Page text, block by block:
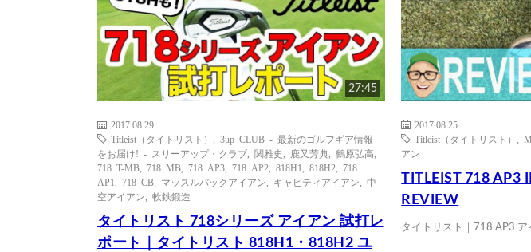
27:45
2017.08.29
Titleist（タイトリスト）
3up CLUB - 最新のゴルフギア情報
をお届け! - スリーアップ・クラブ
関雅史 鹿又芳典 鶴原弘高
718 T-MB
718 MB 718 AP3 718 AP2 818H1 818H2
718
AP1
718 CB マッスルバックアイアン キャビティアイアン
中
空アイアン
軟鉄鍛造
タイトリスト 718シリーズ アイアン 試打レ
ポート｜タイトリスト 818H1・818H2 ユ
2017.08.25
Titleist（タイトリスト）
,
アン
TITLEIST 718 AP3
REVIEW
タイトリスト｜718 AP3 ア